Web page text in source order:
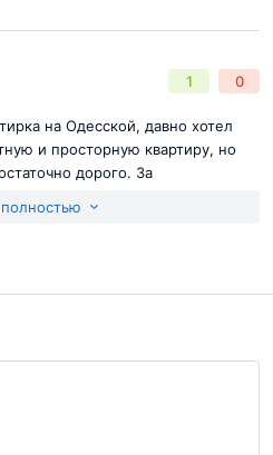
на сайте
на сайте
1 0
на Одесской, давно хотел
и просторную квартиру, но
дорого. За
продал старую квартиру и взял
полностью